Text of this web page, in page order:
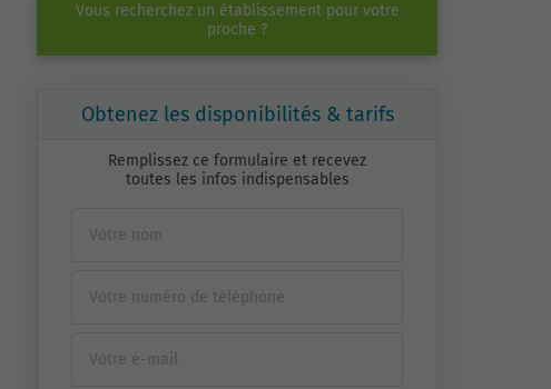
Vous recherchez un établissement pour votre
proche ?
Obtenez les disponibilités & tarifs
Remplissez ce formulaire et recevez
toutes les infos indispensables